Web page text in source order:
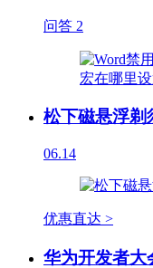
问答 2
松下磁悬浮剃
06.14
优惠直达 >
华为开发者